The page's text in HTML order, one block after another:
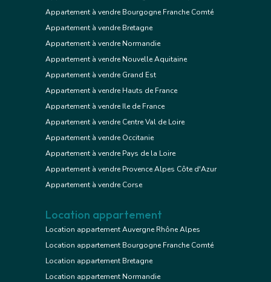
Appartement à vendre Bourgogne Franche Comté
Appartement à vendre Bretagne
Appartement à vendre Normandie
Appartement à vendre Nouvelle Aquitaine
Appartement à vendre Grand Est
Appartement à vendre Hauts de France
Appartement à vendre Ile de France
Appartement à vendre Centre Val de Loire
Appartement à vendre Occitanie
Appartement à vendre Pays de la Loire
Appartement à vendre Provence Alpes Côte d'Azur
Appartement à vendre Corse
Location appartement
Location appartement Auvergne Rhône Alpes
Location appartement Bourgogne Franche Comté
Location appartement Bretagne
Location appartement Normandie